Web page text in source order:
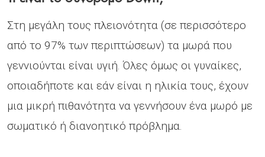
Στη μεγάλη τους πλειονότητα (σε περισσότερο
από το 97% των περιπτώσεων) τα μωρά που
γεννιούνται είναι υγιή. Όλες όμως οι γυναίκες,
οποιαδήποτε και εάν είναι η ηλικία τους, έχουν
μια μικρή πιθανότητα να γεννήσουν ένα μωρό με
σωματικό ή διανοητικό πρόβλημα.